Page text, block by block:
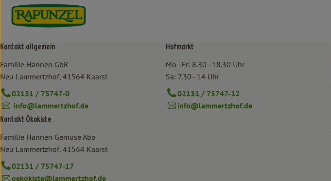
Kontakt allgemein
Familie Hannen GbR
Neu Lammertzhof, 41564 Kaarst
02131 / 75747-0
info@lammertzhof.de
Kontakt Ökokiste
Familie Hannen Gemüse Abo
Neu Lammertzhof, 41564 Kaarst
02131 / 75747-17
oekokiste@lammertzhof.de
Hofmarkt
Mo–Fr: 8.30–18.30 Uhr
Sa: 7.30–14 Uhr
02131 / 75747-12
info@lammertzhof.de